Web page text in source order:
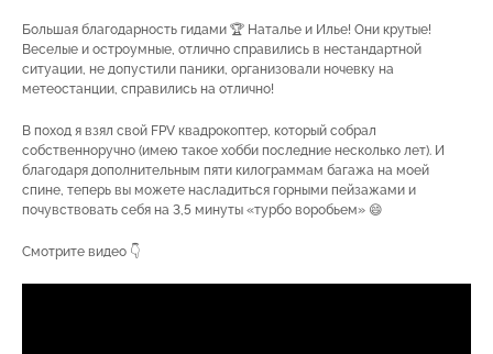
Большая благодарность гидами 🏆 Наталье и Илье! Они крутые!
Веселые и остроумные, отлично справились в нестандартной
ситуации, не допустили паники, организовали ночевку на
метеостанции, справились на отлично!
В поход я взял свой FPV квадрокоптер, который собрал
собственноручно (имею такое хобби последние несколько лет). И
благодаря дополнительным пяти килограммам багажа на моей
спине, теперь вы можете насладиться горными пейзажами и
почувствовать себя на 3,5 минуты «турбо воробьем» 😄
Смотрите видео 👇